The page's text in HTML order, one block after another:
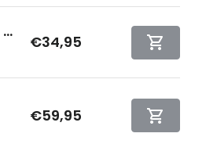
€34,95
€59,95